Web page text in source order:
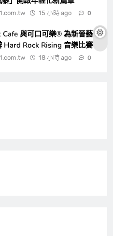
15 小時 ago 0
Cafe 與可口可樂® 為新晉藝
Hard Rock Rising 音樂比賽
18 小時 ago 0